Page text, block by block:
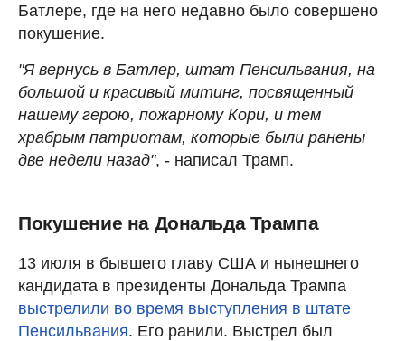
Батлере, где на него недавно было совершено
покушение.
"Я вернусь в Батлер, штат Пенсильвания, на
большой и красивый митинг, посвященный
нашему герою, пожарному Кори, и тем
храбрым патриотам, которые были ранены
две недели назад", - написал Трамп.
Покушение на Дональда Трампа
13 июля в бывшего главу США и нынешнего
кандидата в президенты Дональда Трампа
выстрелили во время выступления в штате
Пенсильвания. Его ранили. Выстрел был